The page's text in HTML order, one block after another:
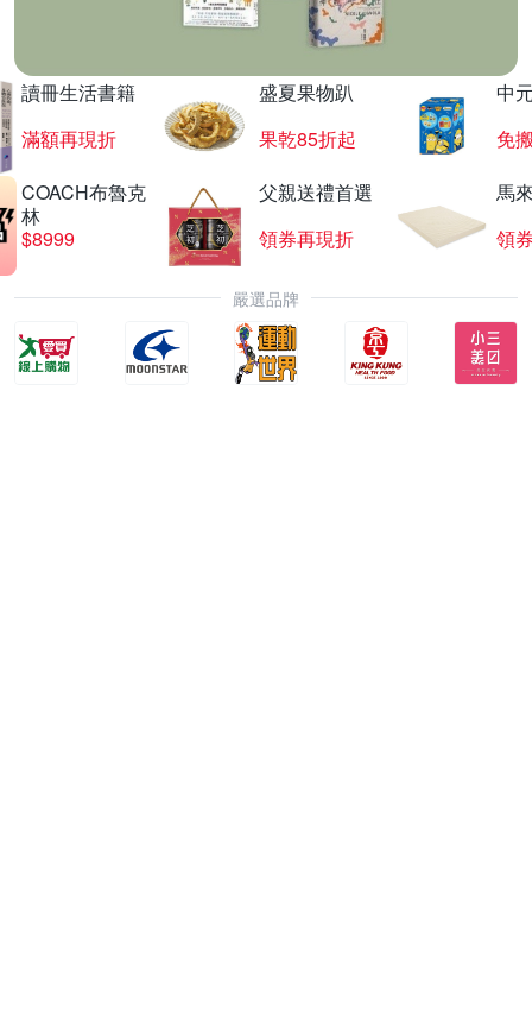
讀冊生活書籍
滿額再現折
盛夏果物趴
果乾85折起
中
免
COACH布魯克
林
$8999
父親送禮首選
領券再現折
馬
領
嚴選品牌